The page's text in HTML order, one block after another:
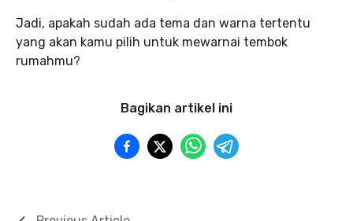
Jadi, apakah sudah ada tema dan warna tertentu
yang akan kamu pilih untuk mewarnai tembok
rumahmu?
Bagikan artikel ini